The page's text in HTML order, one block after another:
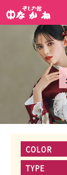
COLOR
TYPE